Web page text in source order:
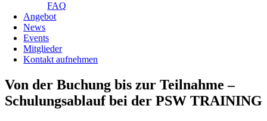
FAQ
Angebot
News
Events
Mitglieder
Kontakt aufnehmen
Von der Buchung bis zur Teilnahme –
Schulungsablauf bei der PSW TRAINING